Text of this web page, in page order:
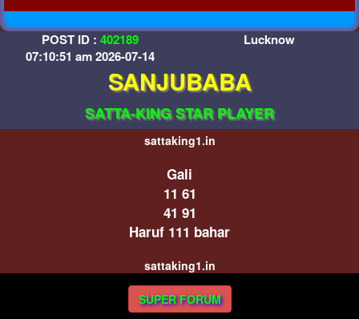
POST ID : 402189
07:10:51 am 2026-07-14
Lucknow
SANJUBABA
SATTA-KING STAR PLAYER
sattaking1.in
Gali
11 61
41 91
Haruf 111 bahar
sattaking1.in
SUPER FORUM